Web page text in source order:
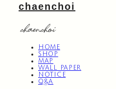
chaenchoi
HOME
SHOP
MAP
WALL PAPER
NOTICE
Q&A